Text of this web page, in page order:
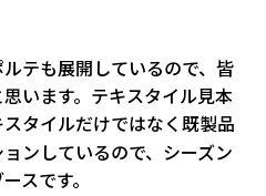
テも展開しているので、皆
います。テキスタイル見本
タイルだけではなく既製品
ンしているので、シーズン
スです。